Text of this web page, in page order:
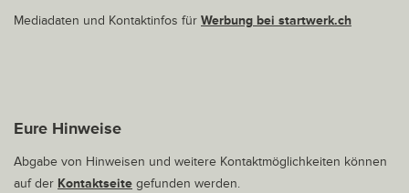
Mediadaten und Kontaktinfos für Werbung bei startwerk.ch
Eure Hinweise
Abgabe von Hinweisen und weitere Kontaktmöglichkeiten können
auf der Kontaktseite gefunden werden.